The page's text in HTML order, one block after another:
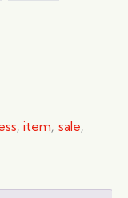
,item, sale,